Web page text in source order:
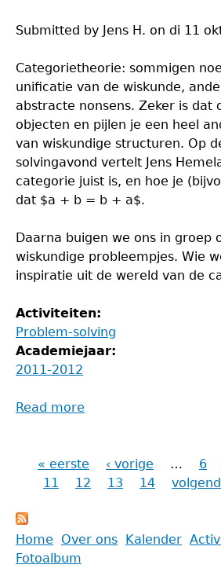
Submitted by Jens H. on di 11
Categorietheorie: sommigen
unificatie van de wiskunde,
abstracte nonsens. Zeker is dat
objecten en pijlen je een heel
van wiskundige structuren. Op
solvingavond vertelt Jens
categorie juist is, en hoe je
dat $a + b = b + a$.
Daarna buigen we ons in groep
wiskundige probleempjes. Wie
inspiratie uit de wereld van de
Activiteiten:
Problem-solving
Academiejaar:
2011-2012
Read more
Pagina's
« eerste ‹ vorige … 6
11
12 13 14
Back
to
Main
Home Over ons Kalender
Fotoalbum